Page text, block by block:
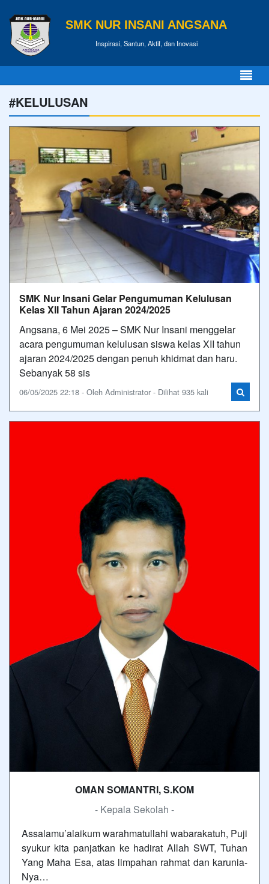
SMK NUR INSANI ANGSANA
Inspirasi, Santun, Aktif, dan Inovasi
#KELULUSAN
SMK Nur Insani Gelar Pengumuman Kelulusan
Kelas XII Tahun Ajaran 2024/2025
Angsana, 6 Mei 2025 – SMK Nur Insani menggelar
acara pengumuman kelulusan siswa kelas XII tahun
ajaran 2024/2025 dengan penuh khidmat dan haru.
Sebanyak 58 sis
06/05/2025 22:18 - Oleh Administrator - Dilihat 935 kali
OMAN SOMANTRI, S.KOM
- Kepala Sekolah -
Assalamu’alaikum warahmatullahi wabarakatuh, Puji
syukur kita panjatkan ke hadirat Allah SWT, Tuhan
Yang Maha Esa, atas limpahan rahmat dan karunia-
Nya…